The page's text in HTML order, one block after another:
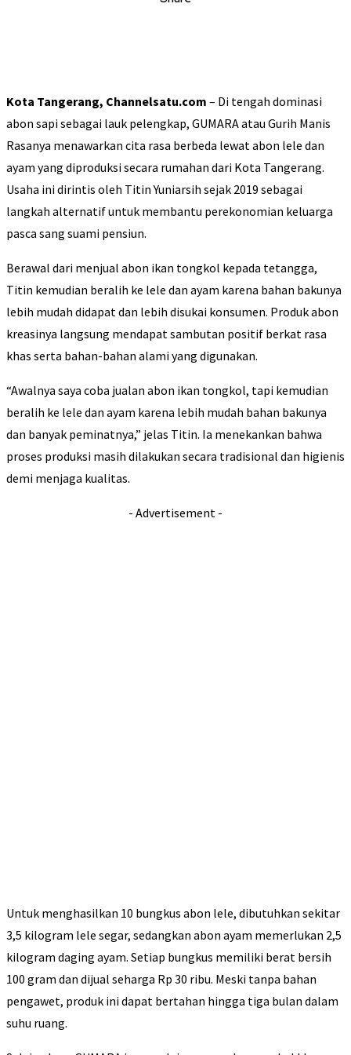
Kota Tangerang, Channelsatu.com – Di tengah dominasi
abon sapi sebagai lauk pelengkap, GUMARA atau Gurih Manis
Rasanya menawarkan cita rasa berbeda lewat abon lele dan
ayam yang diproduksi secara rumahan dari Kota Tangerang.
Usaha ini dirintis oleh Titin Yuniarsih sejak 2019 sebagai
langkah alternatif untuk membantu perekonomian keluarga
pasca sang suami pensiun.
Berawal dari menjual abon ikan tongkol kepada tetangga,
Titin kemudian beralih ke lele dan ayam karena bahan bakunya
lebih mudah didapat dan lebih disukai konsumen. Produk abon
kreasinya langsung mendapat sambutan positif berkat rasa
khas serta bahan-bahan alami yang digunakan.
“Awalnya saya coba jualan abon ikan tongkol, tapi kemudian
beralih ke lele dan ayam karena lebih mudah bahan bakunya
dan banyak peminatnya,” jelas Titin. Ia menekankan bahwa
proses produksi masih dilakukan secara tradisional dan higienis
demi menjaga kualitas.
- Advertisement -
Untuk menghasilkan 10 bungkus abon lele, dibutuhkan sekitar
3,5 kilogram lele segar, sedangkan abon ayam memerlukan 2,5
kilogram daging ayam. Setiap bungkus memiliki berat bersih
100 gram dan dijual seharga Rp 30 ribu. Meski tanpa bahan
pengawet, produk ini dapat bertahan hingga tiga bulan dalam
suhu ruang.